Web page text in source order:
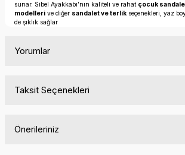
sunar. Sibel Ayakkabı’nın kaliteli ve rahat çocuk
modelleri ve diğer sandalet ve terlik seçenekleri, yaz
de şıklık sağlar
Yorumlar
Taksit Seçenekleri
Önerileriniz